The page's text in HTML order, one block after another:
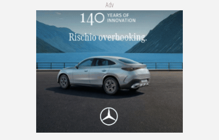
Adv